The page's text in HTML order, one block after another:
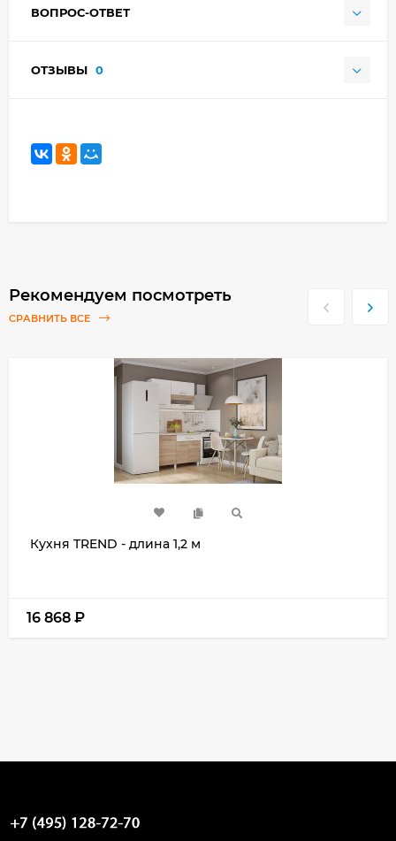
ВОПРОС-ОТВЕТ
ОТЗЫВЫ 0
Рекомендуем посмотреть
СРАВНИТЬ ВСЕ
Кухня TREND - длина 1,2 м
16 868 ₽